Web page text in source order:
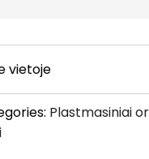
vietoje
Plastmasiniai